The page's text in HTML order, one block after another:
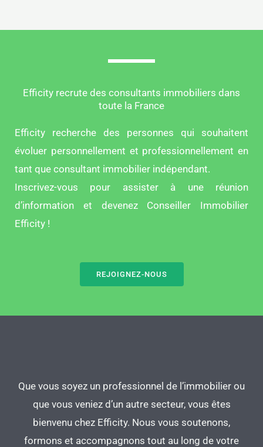
Efficity recrute des consultants immobiliers dans
toute la France
Efficity recherche des personnes qui souhaitent
évoluer personnellement et professionnellement en
tant que consultant immobilier indépendant.
Inscrivez-vous pour assister à une réunion
d’information et devenez Conseiller Immobilier
Efficity !
REJOIGNEZ-NOUS
Que vous soyez un professionnel de l’immobilier ou
que vous veniez d’un autre secteur, vous êtes
bienvenu chez Efficity. Nous vous soutenons,
formons et accompagnons tout au long de votre